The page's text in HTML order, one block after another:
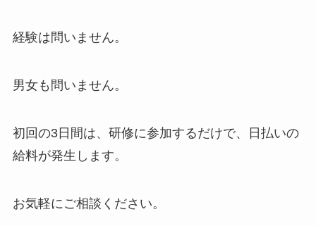
経験は問いません。
男女も問いません。
初回の3日間は、研修に参加するだけで、日払いの
給料が発生します。
お気軽にご相談ください。